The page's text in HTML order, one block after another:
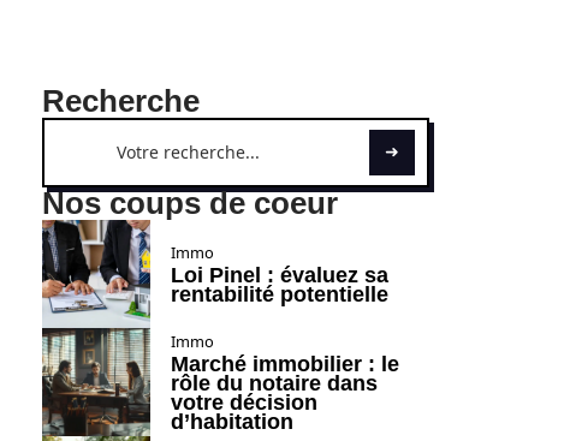
Recherche
Nos coups de coeur
Immo
Loi Pinel : évaluez sa
rentabilité potentielle
Immo
Marché immobilier : le
rôle du notaire dans
votre décision
d’habitation